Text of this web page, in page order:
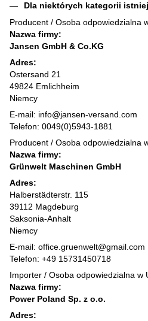
Dla niektórych kategorii
Producent / Osoba odpowiedzialna
Nazwa firmy:
Jansen GmbH & Co.KG
Adres:
Ostersand 21
49824 Emlichheim
Niemcy
E-mail: info@jansen-versand.com
Telefon: 0049(0)5943-1881
Producent / Osoba odpowiedzialna
Nazwa firmy:
Grünwelt Maschinen GmbH
Adres:
Halberstädterstr. 115
39112 Magdeburg
Saksonia-Anhalt
Niemcy
E-mail: office.gruenwelt@gmail.com
Telefon: +49 15731450718
Importer / Osoba odpowiedzialna w
Nazwa firmy:
Power Poland Sp. z o.o.
Adres: